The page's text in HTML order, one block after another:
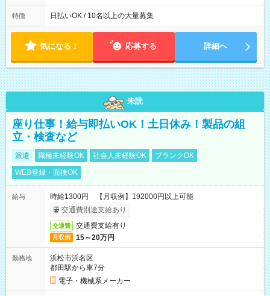
(2)21:00～06:00
特徴 日払いOK / 10名以上の大量募集
気になる！ 応募する 詳細へ
未読
座り仕事！給与即払いOK！土日休み！製品の組
立・検査など
派遣 職種未経験OK 社会人未経験OK
ブランクOK
WEB登録・面接OK
給与
時給1300円 【月収例】192000円以上可能
交通費別途支給あり
交通費 交通費支給有り
月収例 15～20万円
勤務地
浜松市浜名区
都田駅から車7分
電子・機械系メーカー